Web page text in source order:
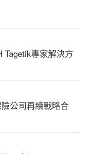
Tagetik專家解決方
公司再續戰略合